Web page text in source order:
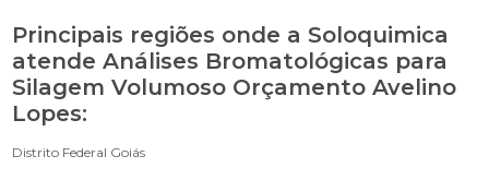
Principais regiões onde a Soloquimica
atende Análises Bromatológicas para
Silagem Volumoso Orçamento Avelino
Lopes:
Distrito Federal Goiás